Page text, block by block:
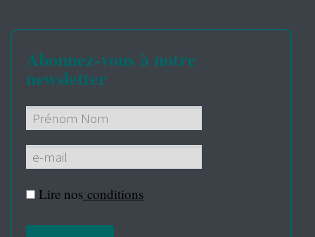
Abonnez-vous à notre
newsletter
Lire nos conditions